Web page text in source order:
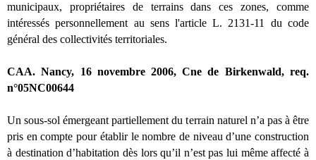
municipaux, propriétaires de terrains dans ces zones, comme
intéressés personnellement au sens l'article L. 2131-11 du code
général des collectivités territoriales.
CAA. Nancy, 16 novembre 2006, Cne de Birkenwald, req.
n°05NC00644
Un sous-sol émergeant partiellement du terrain naturel n’a pas à être
pris en compte pour établir le nombre de niveau d’une construction
à destination d’habitation dès lors qu’il n’est pas lui même affecté à